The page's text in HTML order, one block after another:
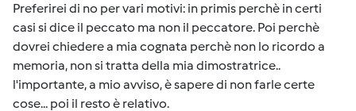
Preferirei di no per vari motivi: in primis perchè in certi
casi si dice il peccato ma non il peccatore. Poi perchè
dovrei chiedere a mia cognata perchè non lo ricordo a
memoria, non si tratta della mia dimostratrice..
l'importante, a mio avviso, è sapere di non farle certe
cose... poi il resto è relativo.